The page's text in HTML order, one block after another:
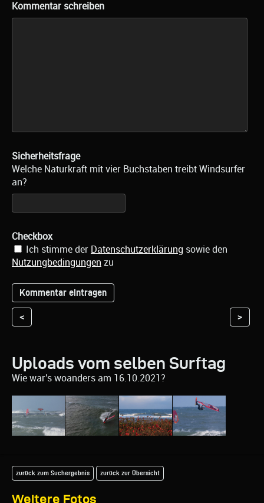
Kommentar schreiben
Sicherheitsfrage
Welche Naturkraft mit vier Buchstaben treibt Windsurfer
an?
Checkbox
Ich stimme der Datenschutzerklärung sowie den
Nutzungbedingungen zu
< >
Uploads vom selben Surftag
Wie war's woanders am 16.10.2021?
Weitere Fotos
zurück zum Suchergebnis zurück zur Übersicht